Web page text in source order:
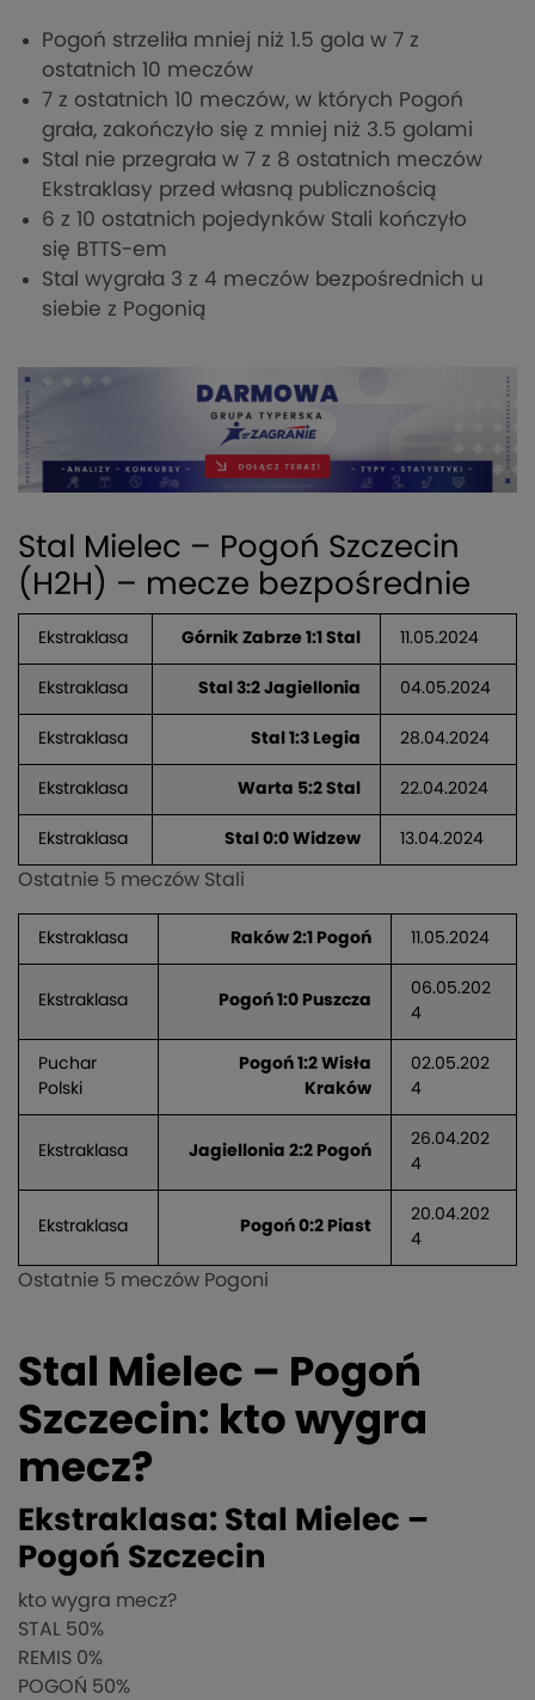
Pogoń strzeliła mniej niż 1.5 gola w 7 z
ostatnich 10 meczów
7 z ostatnich 10 meczów, w których Pogoń
grała, zakończyło się z mniej niż 3.5 golami
Stal nie przegrała w 7 z 8 ostatnich meczów
Ekstraklasy przed własną publicznością
6 z 10 ostatnich pojedynków Stali kończyło
się BTTS-em
Stal wygrała 3 z 4 meczów bezpośrednich u
siebie z Pogonią
Stal Mielec – Pogoń Szczecin
(H2H) – mecze bezpośrednie
Ekstraklasa Górnik Zabrze 1:1 Stal 11.05.2024
Ekstraklasa Stal 3:2 Jagiellonia 04.05.2024
Ekstraklasa Stal 1:3 Legia 28.04.2024
Ekstraklasa Warta 5:2 Stal 22.04.2024
Ekstraklasa Stal 0:0 Widzew 13.04.2024
Ostatnie 5 meczów Stali
Ekstraklasa Raków 2:1 Pogoń 11.05.2024
Ekstraklasa Pogoń 1:0 Puszcza
06.05.202
4
Puchar
Polski
Pogoń 1:2 Wisła
Kraków
02.05.202
4
Ekstraklasa Jagiellonia 2:2 Pogoń
26.04.202
4
Ekstraklasa Pogoń 0:2 Piast
20.04.202
4
Ostatnie 5 meczów Pogoni
Stal Mielec – Pogoń
Szczecin: kto wygra
mecz?
Ekstraklasa: Stal Mielec –
Pogoń Szczecin
kto wygra mecz?
STAL
50%
REMIS 0%
POGOŃ 50%